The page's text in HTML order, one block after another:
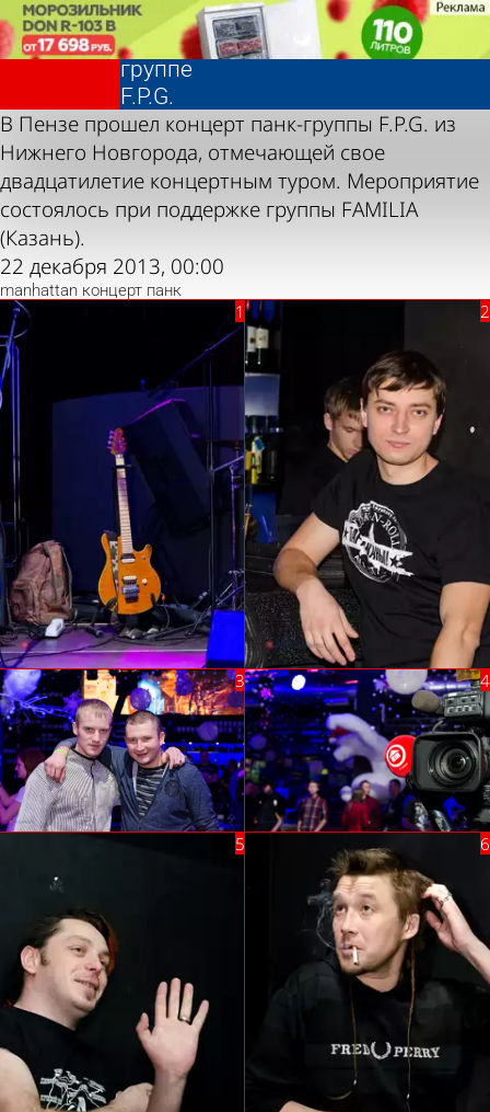
20 лет
панк-
группе
F.P.G.
Фотолента,
«Культура»
В Пензе прошел концерт панк-группы F.P.G. из
Нижнего Новгорода, отмечающей свое
двадцатилетие концертным туром. Мероприятие
состоялось при поддержке группы FAMILIA
(Казань).
22 декабря 2013, 00:00
manhattan концерт панк
20 лет
панк-
группе
F.P.G.